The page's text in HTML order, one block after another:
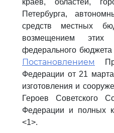
краев, областей,
Петербурга,
средств местных
возмещением этих
федерального бюджета
Постановлением
Федерации от 21
изготовления и
Героев Советского
Федерации и полных
<1>.